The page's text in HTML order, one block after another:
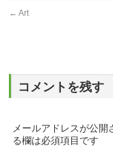
← Art
コメントを残す
メールアドレスが公開
る欄は必須項目です